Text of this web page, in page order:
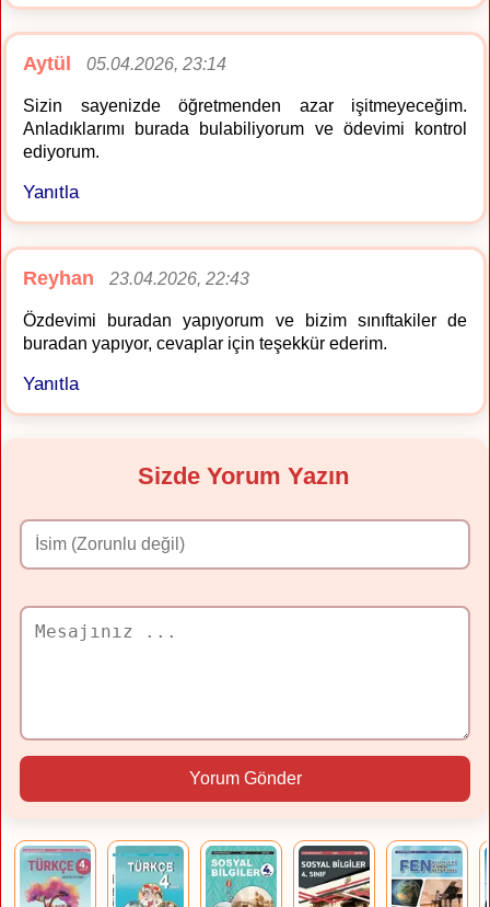
Aytül 05.04.2026, 23:14
Sizin sayenizde öğretmenden azar işitmeyeceğim.
Anladıklarımı burada bulabiliyorum ve ödevimi kontrol
ediyorum.
Yanıtla
Reyhan 23.04.2026, 22:43
Özdevimi buradan yapıyorum ve bizim sınıftakiler de
buradan yapıyor, cevaplar için teşekkür ederim.
Yanıtla
Sizde Yorum Yazın
Yorum Gönder